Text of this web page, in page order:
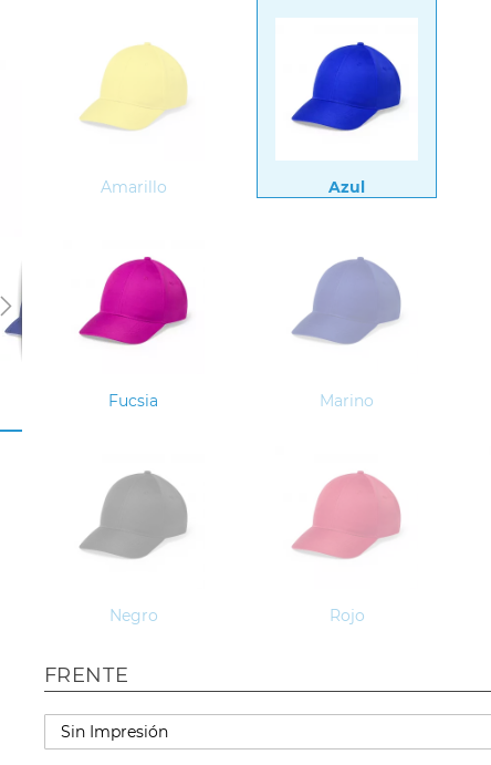
Amarillo Azul
Fucsia Marino
Negro Rojo
FRENTE